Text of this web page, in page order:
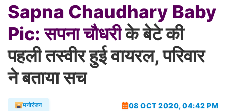
Sapna Chaudhary Baby
Pic: सपनाचौधरीके बेटे की
पहली तस्‍वीर हुई वायरल, परिवार
ने बताया सच
मनोरंजन 08 OCT 2020, 04:42 PM